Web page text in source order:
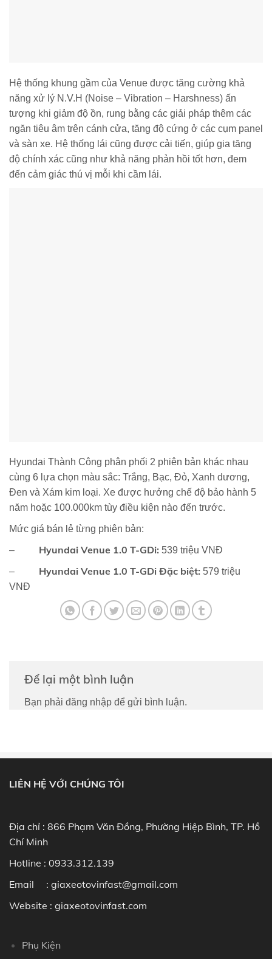
Hệ thống khung gầm của Venue được tăng cường khả
năng xử lý N.V.H (Noise – Vibration – Harshness) ấn
tượng khi giảm độ ồn, rung bằng các giải pháp thêm các
ngăn tiêu âm trên cánh cửa, tăng độ cứng ở các cụm panel
và sàn xe. Hệ thống lái cũng được cải tiến, giúp gia tăng
độ chính xác cũng như khả năng phản hồi tốt hơn, đem
đến cảm giác thú vị mỗi khi cầm lái.
Hyundai Thành Công phân phối 2 phiên bản khác nhau
cùng 6 lựa chọn màu sắc: Trắng, Bạc, Đỏ, Xanh dương,
Đen và Xám kim loại. Xe được hưởng chế độ bảo hành 5
năm hoặc 100.000km tùy điều kiện nào đến trước.
Mức giá bán lẻ từng phiên bản:
– Hyundai Venue 1.0 T-GDi: 539 triệu VNĐ
– Hyundai Venue 1.0 T-GDi Đặc biệt: 579 triệu
VNĐ
Để lại một bình luận
Bạn phải đăng nhập để gửi bình luận.
LIÊN HỆ VỚI CHÚNG TÔI
Địa chỉ : 866 Phạm Văn Đồng, Phường Hiệp Bình, TP. Hồ
Chí Minh
Hotline : 0933.312.139
Email : giaxeotovinfast@gmail.com
Website : giaxeotovinfast.com
Phụ Kiện